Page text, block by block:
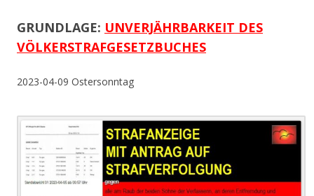
GRUNDLAGE: UNVERJÄHRBARKEIT DES
VÖLKERSTRAFGESETZBUCHES
2023-04-09 Ostersonntag